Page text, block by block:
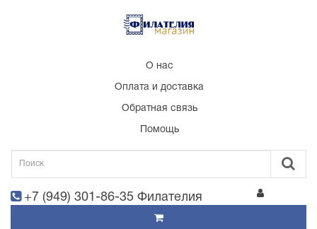
О нас
Оплата и доставка
Обратная связь
Помощь
+7 (949) 301-86-35 Филателия